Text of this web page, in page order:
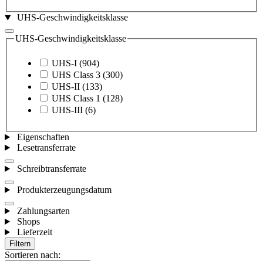
UHS-Geschwindigkeitsklasse
UHS-Geschwindigkeitsklasse
UHS-I (904)
UHS Class 3 (300)
UHS-II (133)
UHS Class 1 (128)
UHS-III (6)
Eigenschaften
Lesetransferrate
Schreibtransferrate
Produkterzeugungsdatum
Zahlungsarten
Shops
Lieferzeit
Filtern
Sortieren nach: